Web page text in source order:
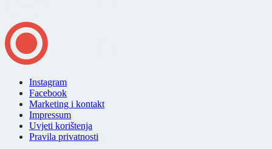
Instagram
Facebook
Marketing i kontakt
Impressum
Uvjeti korištenja
Pravila privatnosti